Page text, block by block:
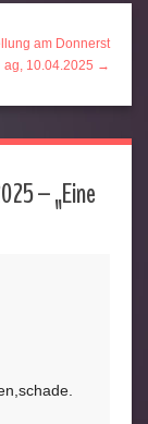
am Donnerst
ag, 10.04.2025 →
– „Eine